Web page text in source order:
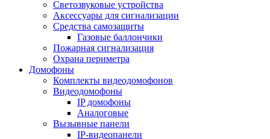
Светозвуковые устройства
Аксессуары для сигнализации
Средства самозащиты
Газовые баллончики
Пожарная сигнализация
Охрана периметра
Домофоны
Комплекты видеодомофонов
Видеодомофоны
IP домофоны
Аналоговые
Вызывные панели
IP-видеопанели